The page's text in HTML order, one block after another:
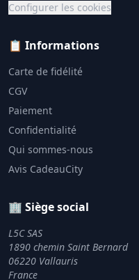
Configurer les cookies
📋 Informations
Carte de fidélité
CGV
Paiement
Confidentialité
Qui sommes-nous
Avis CadeauCity
🏢 Siège social
L5C SAS
1890 chemin Saint Bernard
06220 Vallauris
France